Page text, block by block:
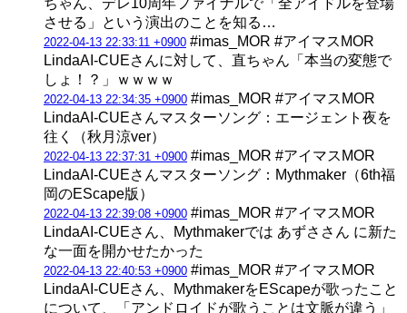
させる」という演出のことを知る…
2022-04-13 22:33:11 +0900 #imas_MOR #アイマスMOR
LindaAI-CUEさんに対して、直ちゃん「本当の変態で
しょ！？」ｗｗｗｗ
2022-04-13 22:34:35 +0900 #imas_MOR #アイマスMOR
LindaAI-CUEさんマスターソング：エージェント夜を
往く（秋月涼ver）
2022-04-13 22:37:31 +0900 #imas_MOR #アイマスMOR
LindaAI-CUEさんマスターソング：Mythmaker（6th福
岡のEScape版）
2022-04-13 22:39:08 +0900 #imas_MOR #アイマスMOR
LindaAI-CUEさん、Mythmakerでは あずささん に新た
な一面を開かせたかった
2022-04-13 22:40:53 +0900 #imas_MOR #アイマスMOR
LindaAI-CUEさん、MythmakerをEScapeが歌ったこと
について、「アンドロイドが歌うことは文脈が違う」